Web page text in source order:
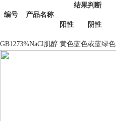
编号 产品名称
结果判断
阳性
阴性
GB1273%NaCl肌醇 黄色蓝色或蓝绿色